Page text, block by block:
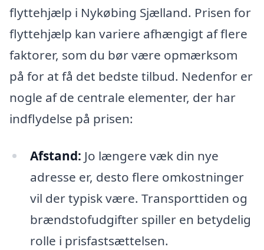
flyttehjælp i Nykøbing Sjælland. Prisen for
flyttehjælp kan variere afhængigt af flere
faktorer, som du bør være opmærksom
på for at få det bedste tilbud. Nedenfor er
nogle af de centrale elementer, der har
indflydelse på prisen:
Afstand: Jo længere væk din nye
adresse er, desto flere omkostninger
vil der typisk være. Transporttiden og
brændstofudgifter spiller en betydelig
rolle i prisfastsættelsen.